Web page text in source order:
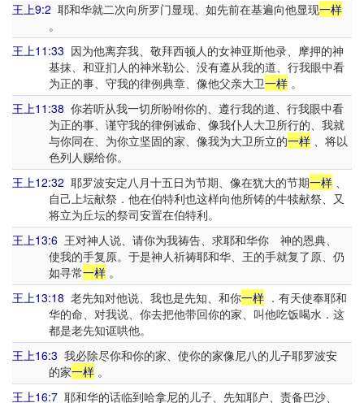
王上9:2 耶和华就二次向所罗门显现、如先前在基遍向他显现一样
。
王上11:33 因为他离弃我、敬拜西顿人的女神亚斯他录、摩押的神
基抹、和亚扪人的神米勒公、没有遵从我的道、行我眼中看
为正的事、守我的律例典章、像他父亲大卫一样。
王上11:38 你若听从我一切所吩咐你的、遵行我的道、行我眼中看
为正的事、谨守我的律例诫命、像我仆人大卫所行的、我就
与你同在、为你立坚固的家、像我为大卫所立的一样、将以
色列人赐给你。
王上12:32 耶罗波安定八月十五日为节期、像在犹大的节期一样 、
自己上坛献祭．他在伯特利也这样向他所铸的牛犊献祭、又
将立为丘坛的祭司安置在伯特利。
王上13:6 王对神人说、请你为我祷告、求耶和华你 神的恩典、
使我的手复原。于是神人祈祷耶和华、王的手就复了原、仍
如寻常一样。
王上13:18 老先知对他说、我也是先知、和你一样 ．有天使奉耶和
华的命、对我说、你去把他带回你的家、叫他吃饭喝水．这
都是老先知诓哄他。
王上16:3 我必除尽你和你的家、使你的家像尼八的儿子耶罗波安
的家一样。
王上16:7 耶和华的话临到哈拿尼的儿子、先知耶户、责备巴沙、